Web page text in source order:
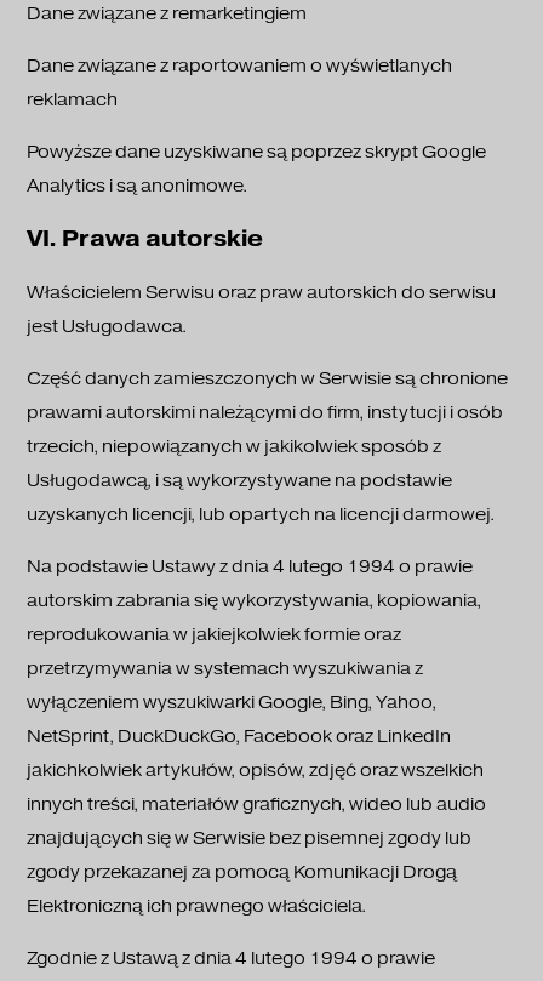
Dane związane z remarketingiem
Dane związane z raportowaniem o wyświetlanych
reklamach
Powyższe dane uzyskiwane są poprzez skrypt Google
Analytics i są anonimowe.
VI. Prawa autorskie
Właścicielem Serwisu oraz praw autorskich do serwisu
jest Usługodawca.
Część danych zamieszczonych w Serwisie są chronione
prawami autorskimi należącymi do firm, instytucji i osób
trzecich, niepowiązanych w jakikolwiek sposób z
Usługodawcą, i są wykorzystywane na podstawie
uzyskanych licencji, lub opartych na licencji darmowej.
Na podstawie Ustawy z dnia 4 lutego 1994 o prawie
autorskim zabrania się wykorzystywania, kopiowania,
reprodukowania w jakiejkolwiek formie oraz
przetrzymywania w systemach wyszukiwania z
wyłączeniem wyszukiwarki Google, Bing, Yahoo,
NetSprint, DuckDuckGo, Facebook oraz LinkedIn
jakichkolwiek artykułów, opisów, zdjęć oraz wszelkich
innych treści, materiałów graficznych, wideo lub audio
znajdujących się w Serwisie bez pisemnej zgody lub
zgody przekazanej za pomocą Komunikacji Drogą
Elektroniczną ich prawnego właściciela.
Zgodnie z Ustawą z dnia 4 lutego 1994 o prawie